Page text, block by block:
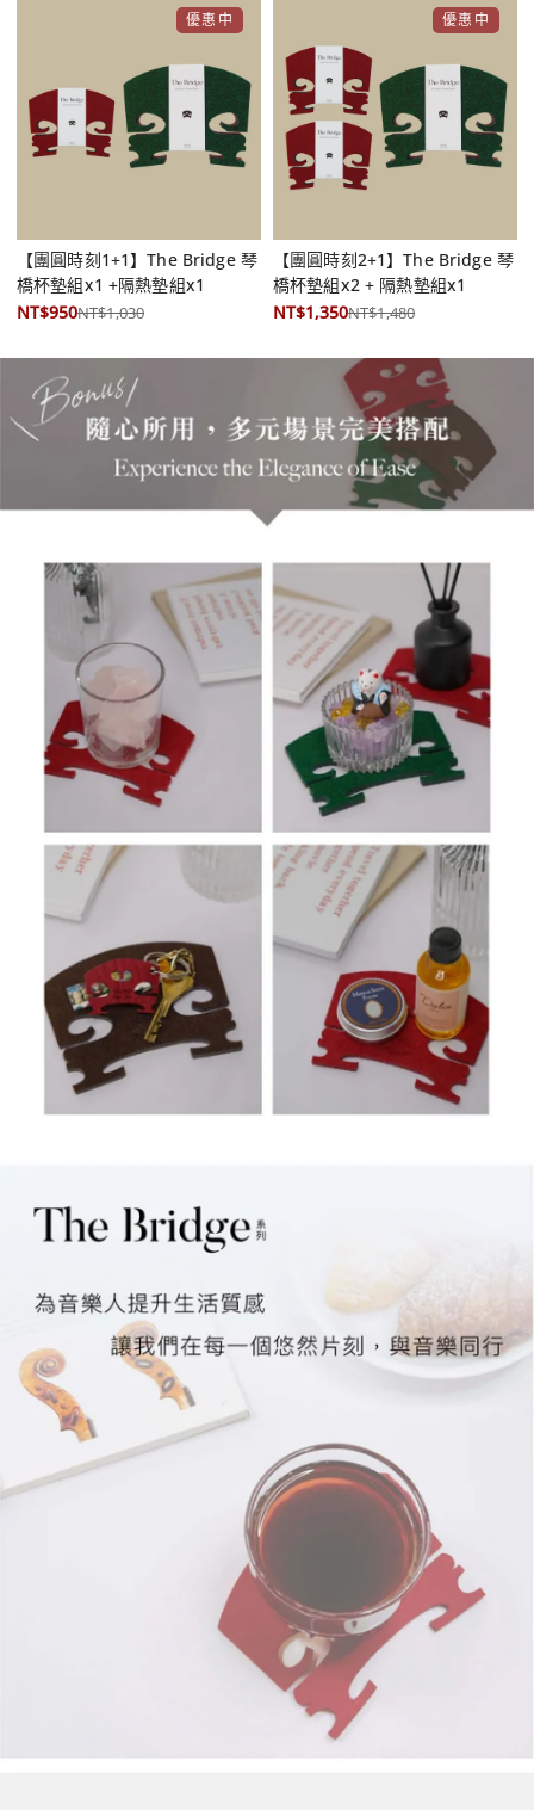
優惠中
【團圓時刻1+1】The Bridge 琴
橋杯墊組x1 +隔熱墊組x1
NT$950NT$1,030
優惠中
【團圓時刻2+1】The Bridge 琴
橋杯墊組x2 + 隔熱墊組x1
NT$1,350NT$1,480